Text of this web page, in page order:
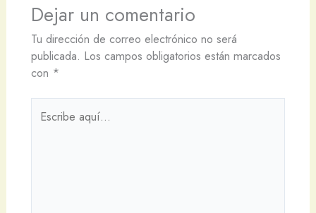
Dejar un comentario
Tu dirección de correo electrónico no será
publicada. Los campos obligatorios están marcados
con *
aquí...